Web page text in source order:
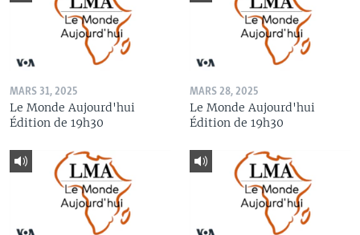
MARS 31, 2025
Le Monde Aujourd'hui
Édition de 19h30
MARS 28, 2025
Le Monde Aujourd'hui
Édition de 19h30